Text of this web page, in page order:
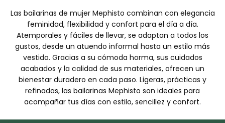
Las bailarinas de mujer Mephisto combinan con elegancia
feminidad, flexibilidad y confort para el día a día.
Atemporales y fáciles de llevar, se adaptan a todos los
gustos, desde un atuendo informal hasta un estilo más
vestido. Gracias a su cómoda horma, sus cuidados
acabados y la calidad de sus materiales, ofrecen un
bienestar duradero en cada paso. Ligeras, prácticas y
refinadas, las bailarinas Mephisto son ideales para
acompañar tus días con estilo, sencillez y confort.